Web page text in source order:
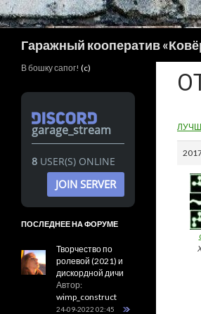
Гаражный кооператив
В бошку сапог! (c)
garage_stream
8 USER(S) ONLINE
JOIN SERVER
ПОСЛЕДНЕЕ НА ФОРУМЕ
Творчество по
ролевой (2021) и
дискордной дичи
Автор:
wimp_construct
24-09-2022 02:45